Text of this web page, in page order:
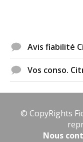
Avis fiabilité
Vos conso.
© CopyRights
Nous